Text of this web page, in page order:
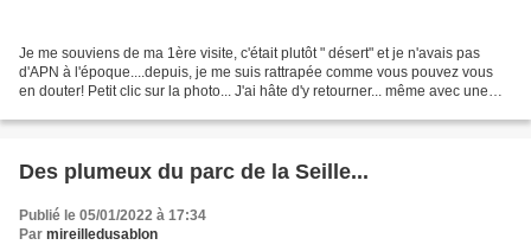
Je me souviens de ma 1ère visite, c'était plutôt " désert" et je n'avais pas
d'APN à l'époque....depuis, je me suis rattrapée comme vous pouvez vous
en douter! Petit clic sur la photo... J'ai hâte d'y retourner... même avec une
Des plumeux du parc de la Seille...
Publié le 05/01/2022 à 17:34
Par mireilledusablon